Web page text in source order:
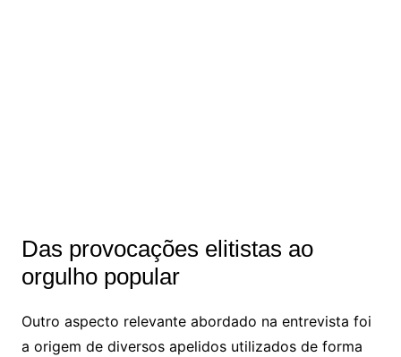
Das provocações elitistas ao
orgulho popular
Outro aspecto relevante abordado na entrevista foi
a origem de diversos apelidos utilizados de forma